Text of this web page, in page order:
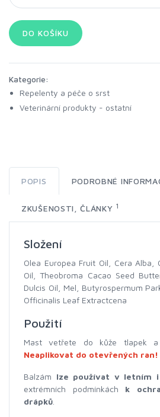
Kategorie:
Repelenty a péče o srst
Veterinární produkty - ostatní
POPIS PODROBNÉ
ZKUŠENOSTI, ČLÁNKY 1
Složení
Olea Europea Fruit Oil, Cera Alba,
Oil, Theobroma Cacao Seed
Dulcis Oil, Mel, Butyrospermum
Officinalis Leaf Extractcena
Použití
Mast vetřete do kůže tlapek a
Neaplikovat do otevřených ran!
Balzám lze používat v letním
extrémních podmínkách k
drápků